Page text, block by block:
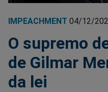
IMPEACHMENT 04/12/
O supremo
de Gilmar
da lei